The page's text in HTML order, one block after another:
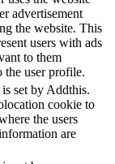
advertisement
the website. This
users with ads
to them
the user profile.
set by Addthis.
cookie to
the users
are